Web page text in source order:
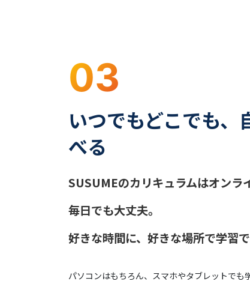
03
いつでもどこでも、
べる
SUSUMEのカリキュラムはオンラ
毎日でも大丈夫。
好きな時間に、好きな場所で学習で
パソコンはもちろん、スマホやタブレットでも